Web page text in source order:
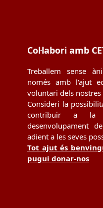
Col·labori amb
Treballem sense
només amb l'ajut
voluntari dels nostres
Consideri la
contribuir a la
desenvolupament
adient a les seves
Tot ajut és
pugui donar-nos